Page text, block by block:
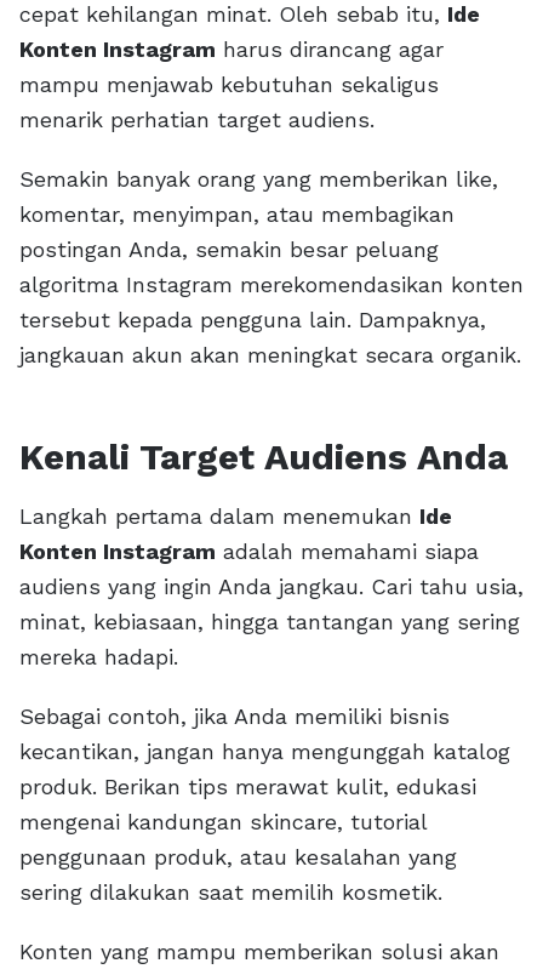
cepat kehilangan minat. Oleh sebab itu, Ide
Konten Instagram harus dirancang agar
mampu menjawab kebutuhan sekaligus
menarik perhatian target audiens.
Semakin banyak orang yang memberikan like,
komentar, menyimpan, atau membagikan
postingan Anda, semakin besar peluang
algoritma Instagram merekomendasikan konten
tersebut kepada pengguna lain. Dampaknya,
jangkauan akun akan meningkat secara organik.
Kenali Target Audiens Anda
Langkah pertama dalam menemukan Ide
Konten Instagram adalah memahami siapa
audiens yang ingin Anda jangkau. Cari tahu usia,
minat, kebiasaan, hingga tantangan yang sering
mereka hadapi.
Sebagai contoh, jika Anda memiliki bisnis
kecantikan, jangan hanya mengunggah katalog
produk. Berikan tips merawat kulit, edukasi
mengenai kandungan skincare, tutorial
penggunaan produk, atau kesalahan yang
sering dilakukan saat memilih kosmetik.
Konten yang mampu memberikan solusi akan